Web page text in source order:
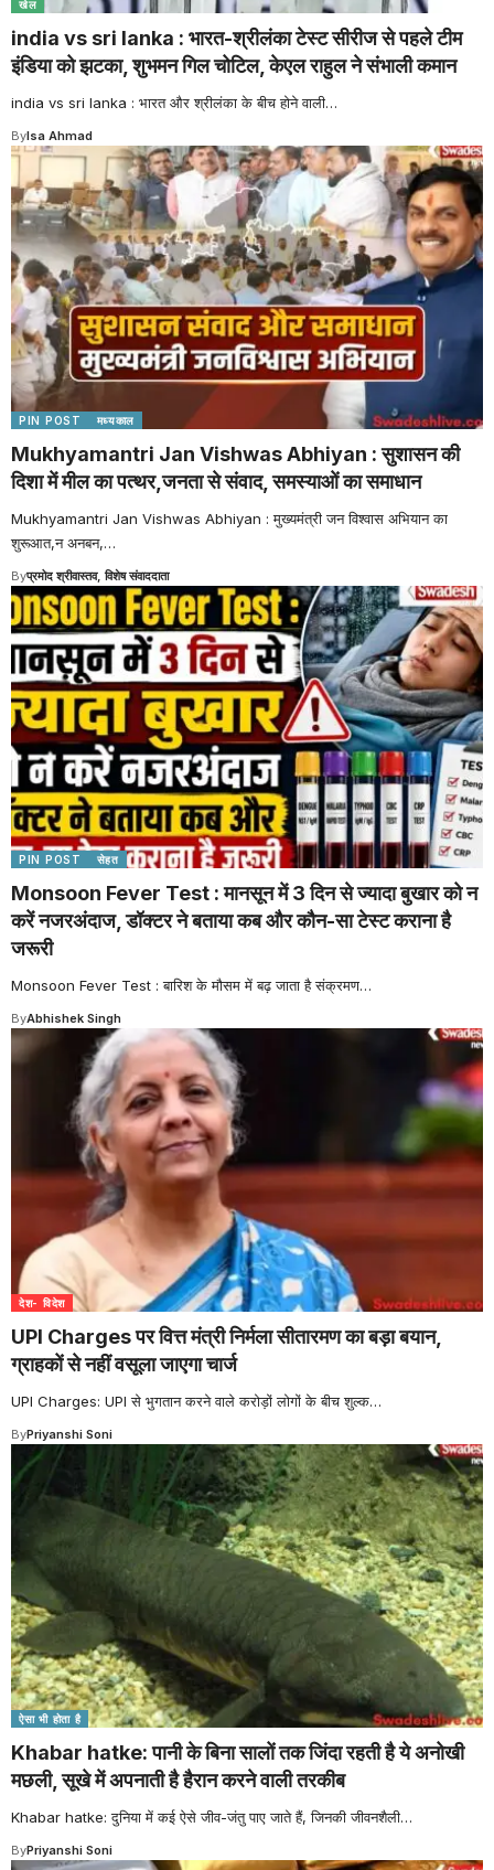
खेल
india vs sri lanka : भारत-श्रीलंका टेस्ट सीरीज से पहले टीम
इंडिया को झटका, शुभमन गिल चोटिल, केएल राहुल ने संभाली कमान
india vs sri lanka : भारत और श्रीलंका के बीच होने वाली…
ByIsa Ahmad
PIN POST मध्यकाल
Mukhyamantri Jan Vishwas Abhiyan : सुशासन की
दिशा में मील का पत्थर,जनता से संवाद, समस्याओं का समाधान
Mukhyamantri Jan Vishwas Abhiyan : मुख्यमंत्री जन विश्वास अभियान का
शुरूआत,न अनबन,…
Byप्रमोद श्रीवास्तव, विशेष संवाददाता
PIN POST सेहत
Monsoon Fever Test : मानसून में 3 दिन से ज्यादा बुखार को न
करें नजरअंदाज, डॉक्टर ने बताया कब और कौन-सा टेस्ट कराना है
जरूरी
Monsoon Fever Test : बारिश के मौसम में बढ़ जाता है संक्रमण…
ByAbhishek Singh
देश- विदेश
UPI Charges पर वित्त मंत्री निर्मला सीतारमण का बड़ा बयान,
ग्राहकों से नहीं वसूला जाएगा चार्ज
UPI Charges: UPI से भुगतान करने वाले करोड़ों लोगों के बीच शुल्क…
ByPriyanshi Soni
ऐसा भी होता है
Khabar hatke: पानी के बिना सालों तक जिंदा रहती है ये अनोखी
मछली, सूखे में अपनाती है हैरान करने वाली तरकीब
Khabar hatke: दुनिया में कई ऐसे जीव-जंतु पाए जाते हैं, जिनकी जीवनशैली…
ByPriyanshi Soni